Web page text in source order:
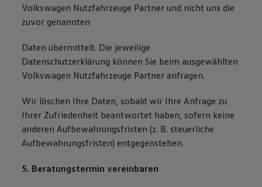
Volkswagen Nutzfahrzeuge Partner und nicht uns die
zuvor genannten
Daten übermittelt. Die jeweilige
Datenschutzerklärung können Sie beim ausgewählten
Volkswagen Nutzfahrzeuge Partner anfragen.
Wir löschen Ihre Daten, sobald wir Ihre Anfrage zu
Ihrer Zufriedenheit beantwortet haben, sofern keine
anderen Aufbewahrungsfristen (z. B. steuerliche
Aufbewahrungsfristen) entgegenstehen.
5. Beratungstermin vereinbaren